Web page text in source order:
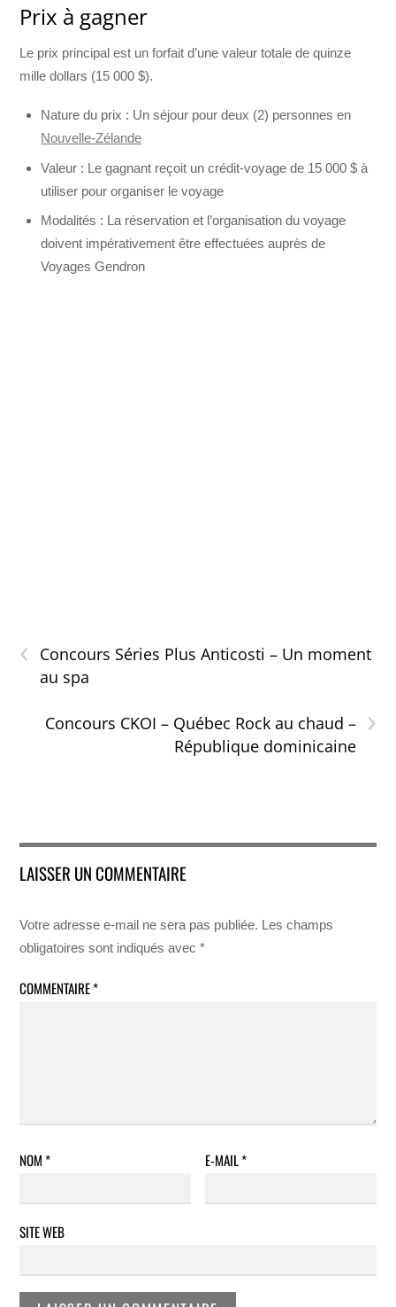
Prix à gagner
Le prix principal est un forfait d’une valeur totale de quinze
mille dollars (15 000 $).
Nature du prix : Un séjour pour deux (2) personnes en
Nouvelle-Zélande
Valeur : Le gagnant reçoit un crédit-voyage de 15 000 $ à
utiliser pour organiser le voyage
Modalités : La réservation et l’organisation du voyage
doivent impérativement être effectuées auprès de
Voyages Gendron
‹
Concours Séries Plus Anticosti – Un moment
au spa
›
Concours CKOI – Québec Rock au chaud –
République dominicaine
LAISSER UN COMMENTAIRE
Votre adresse e-mail ne sera pas publiée. Les champs
obligatoires sont indiqués avec*
COMMENTAIRE*
NOM* E-MAIL*
SITE WEB